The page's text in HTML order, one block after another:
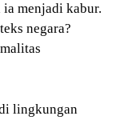
menjadi kabur.
negara?
lingkungan